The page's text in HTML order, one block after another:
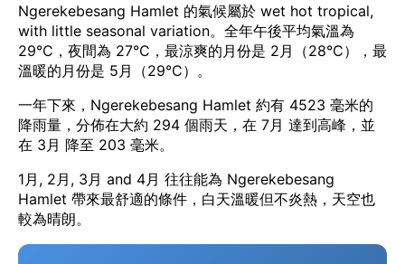
Ngerekebesang Hamlet 的氣候屬於 wet hot tropical,
with little seasonal variation。全年午後平均氣溫為
29°C，夜間為 27°C，最涼爽的月份是 2月（28°C），最
溫暖的月份是 5月（29°C）。
一年下來，Ngerekebesang Hamlet 約有 4523 毫米的
降雨量，分佈在大約 294 個雨天，在 7月 達到高峰，並
在 3月 降至 203 毫米。
1月, 2月, 3月 and 4月 往往能為 Ngerekebesang
Hamlet 帶來最舒適的條件，白天溫暖但不炎熱，天空也
較為晴朗。